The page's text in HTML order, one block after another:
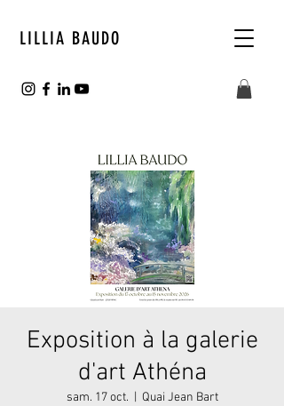
LILLIA BAUDO
Exposition à la galerie
d'art Athéna
sam. 17 oct. Quai Jean Bart